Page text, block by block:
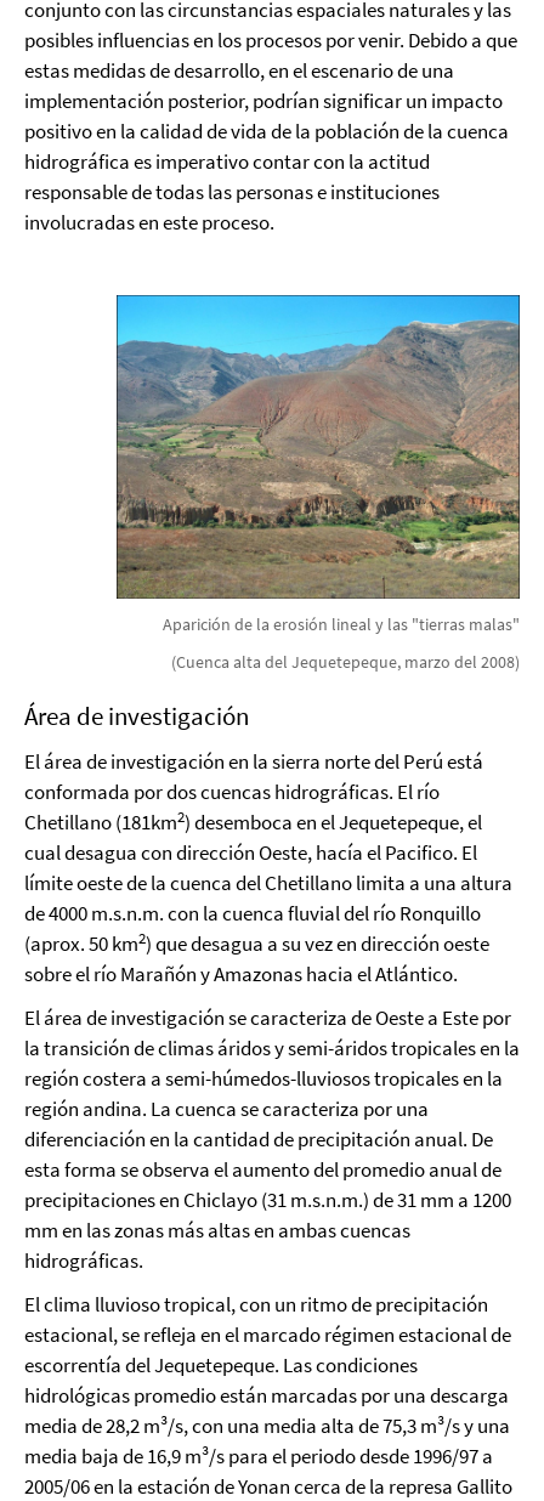
conjunto con las circunstancias espaciales naturales y las
posibles influencias en los procesos por venir. Debido a que
estas medidas de desarrollo, en el escenario de una
implementación posterior, podrían significar un impacto
positivo en la calidad de vida de la población de la cuenca
hidrográfica es imperativo contar con la actitud
responsable de todas las personas e instituciones
involucradas en este proceso.
Aparición de la erosión lineal y las "tierras malas"
(Cuenca alta del Jequetepeque, marzo del 2008)
Área de investigación
El área de investigación en la sierra norte del Perú está
conformada por dos cuencas hidrográficas. El río
Chetillano (181km2) desemboca en el Jequetepeque, el
cual desagua con dirección Oeste, hacía el Pacifico. El
límite oeste de la cuenca del Chetillano limita a una altura
de 4000 m.s.n.m. con la cuenca fluvial del río Ronquillo
(aprox. 50 km2) que desagua a su vez en dirección oeste
sobre el río Marañón y Amazonas hacia el Atlántico.
El área de investigación se caracteriza de Oeste a Este por
la transición de climas áridos y semi-áridos tropicales en la
región costera a semi-húmedos-lluviosos tropicales en la
región andina. La cuenca se caracteriza por una
diferenciación en la cantidad de precipitación anual. De
esta forma se observa el aumento del promedio anual de
precipitaciones en Chiclayo (31 m.s.n.m.) de 31 mm a 1200
mm en las zonas más altas en ambas cuencas
hidrográficas.
El clima lluvioso tropical, con un ritmo de precipitación
estacional, se refleja en el marcado régimen estacional de
escorrentía del Jequetepeque. Las condiciones
hidrológicas promedio están marcadas por una descarga
media de 28,2 m³/s, con una media alta de 75,3 m³/s y una
media baja de 16,9 m³/s para el periodo desde 1996/97 a
2005/06 en la estación de Yonan cerca de la represa Gallito